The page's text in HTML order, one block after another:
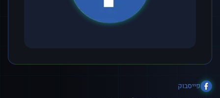
פייסבוק